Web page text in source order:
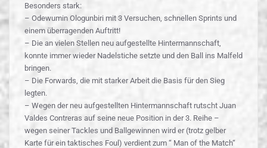
Besonders stark:
– Odewumin Ologunbiri mit 3 Versuchen, schnellen Sprints und
einem überragenden Auftritt!
– Die an vielen Stellen neu aufgestellte Hintermannschaft,
konnte immer wieder Nadelstiche setzte und den Ball ins Malfeld
bringen.
– Die Forwards, die mit starker Arbeit die Basis für den Sieg
legten.
– Wegen der neu aufgestellten Hintermannschaft rutscht Juan
Valdes Contreras auf seine neue Position in der 3. Reihe –
wegen seiner Tackles und Ballgewinnen wird er (trotz gelber
Karte für ein taktisches Foul) verdient zum “ Man of the Match“